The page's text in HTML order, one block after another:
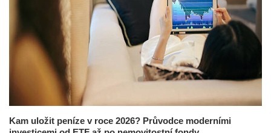
Kam uložit peníze v roce 2026? Průvodce moderními